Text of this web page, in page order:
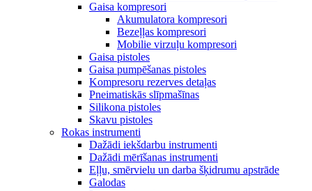
Gaisa kompresori
Akumulatora kompresori
Bezeļļas kompresori
Mobilie virzuļu kompresori
Gaisa pistoles
Gaisa pumpēšanas pistoles
Kompresoru rezerves detaļas
Pneimatiskās slīpmašīnas
Silikona pistoles
Skavu pistoles
Rokas instrumenti
Dažādi iekšdarbu instrumenti
Dažādi mērīšanas instrumenti
Eļļu, smērvielu un darba šķidrumu apstrāde
Galodas